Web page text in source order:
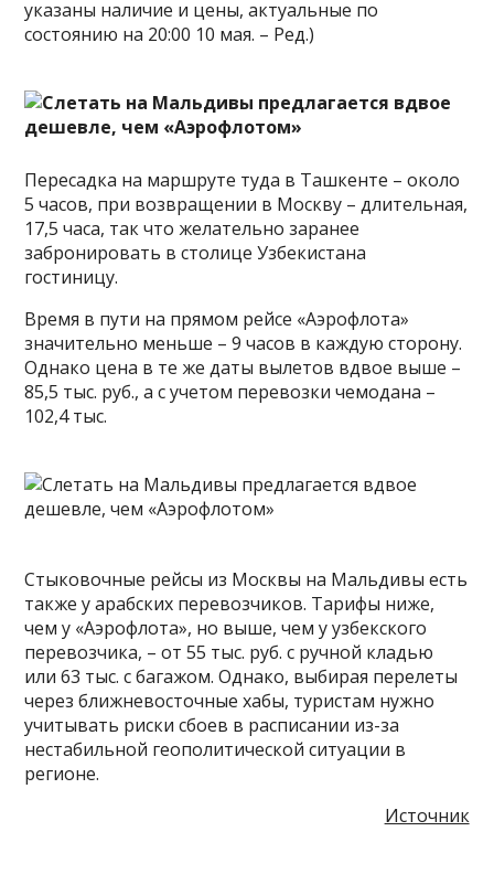
указаны наличие и цены, актуальные по
состоянию на 20:00 10 мая. – Ред.)
Пересадка на маршруте туда в Ташкенте – около
5 часов, при возвращении в Москву – длительная,
17,5 часа, так что желательно заранее
забронировать в столице Узбекистана
гостиницу.
Время в пути на прямом рейсе «Аэрофлота»
значительно меньше – 9 часов в каждую сторону.
Однако цена в те же даты вылетов вдвое выше –
85,5 тыс. руб., а с учетом перевозки чемодана –
102,4 тыс.
Стыковочные рейсы из Москвы на Мальдивы есть
также у арабских перевозчиков. Тарифы ниже,
чем у «Аэрофлота», но выше, чем у узбекского
перевозчика, – от 55 тыс. руб. с ручной кладью
или 63 тыс. с багажом. Однако, выбирая перелеты
через ближневосточные хабы, туристам нужно
учитывать риски сбоев в расписании из-за
нестабильной геополитической ситуации в
регионе.
Источник